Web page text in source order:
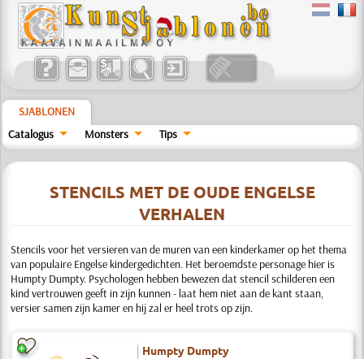
SJABLONEN
Catalogus
Monsters Tips
STENCILS MET DE OUDE ENGELSE
VERHALEN
Stencils voor het versieren van de muren van een kinderkamer op het thema
van populaire Engelse kindergedichten. Het beroemdste personage hier is
Humpty Dumpty. Psychologen hebben bewezen dat stencil schilderen een
kind vertrouwen geeft in zijn kunnen - laat hem niet aan de kant staan,
versier samen zijn kamer en hij zal er heel trots op zijn.
Humpty Dumpty